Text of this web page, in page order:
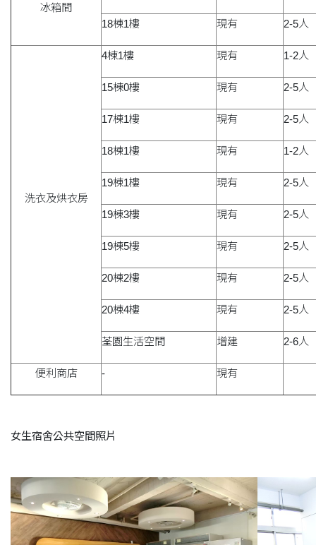
冰箱間
18棟1樓 現有 2-5人
洗衣及烘衣房
4棟1樓 現有 1-2人
15棟0樓 現有 2-5人
17棟1樓 現有 2-5人
18棟1樓 現有 1-2人
19棟1樓 現有 2-5人
19棟3樓 現有 2-5人
19棟5樓 現有 2-5人
20棟2樓 現有 2-5人
20棟4樓 現有 2-5人
荃園生活空間 增建 2-6人
便利商店 - 現有
女生宿舍公共空間照片